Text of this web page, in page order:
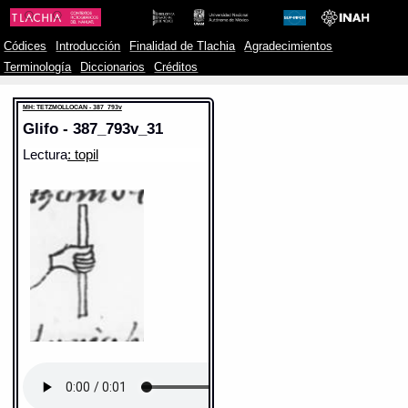
Códices Introducción Finalidad de Tlachia
Agradecimientos
Terminología
Diccionarios Créditos
MH: TETZMOLLOCAN - 387_793v
Glifo - 387_793v_31
Lectura: topil